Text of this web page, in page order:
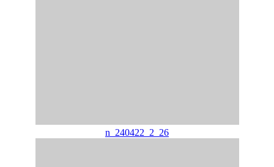
n_240422_2_26